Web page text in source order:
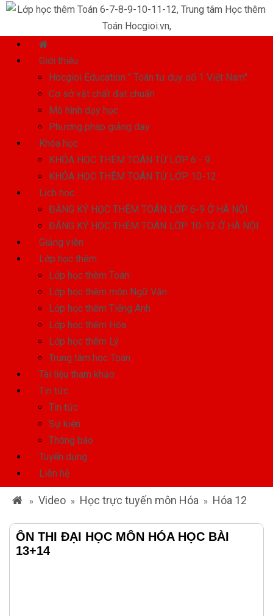
Giới thiệu
Hocgioi Education " Toán tư duy số 1 Việt Nam"
Cơ sở vật chất đạt chuẩn
Mô hình dạy học
Phương pháp giảng dạy
Khóa học
KHÓA HỌC THÊM TOÁN TỪ LỚP 6 - 9
KHÓA HỌC THÊM TOÁN TỪ LỚP 10-12
Lịch học
ĐĂNG KÝ HỌC THÊM TOÁN LỚP 6-9 Ở HÀ NỘI
ĐĂNG KÝ HỌC THÊM TOÁN LỚP 10-12 Ở HÀ NỘI
Giảng viên
Lớp học thêm
Lớp học thêm Toán
Lớp học thêm môn Ngữ Văn
Lớp học thêm Tiếng Anh
Lớp học thêm Hóa
Lớp học thêm Lý
Trung tâm học Toán
Tài liệu tham khảo
Tin tức
Tin tức
Sự kiện
Thông báo
Tuyển dụng
Liên hệ
» Video » Học trực tuyến môn Hóa » Hóa 12
ÔN THI ĐẠI HỌC MÔN HÓA HỌC BÀI
13+14